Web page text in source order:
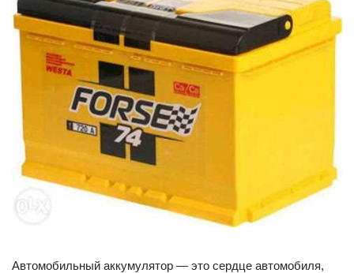
Автомобильный аккумулятор — это сердце автомобиля,